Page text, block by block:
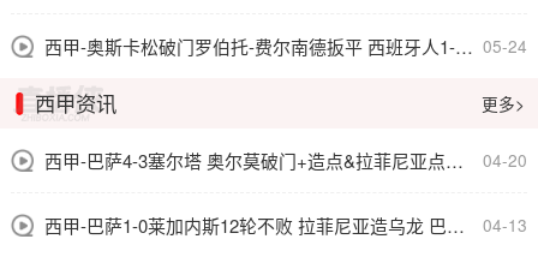
西甲-奥斯卡松破门罗伯托-费尔南德扳平 西班牙人1-1皇家社会 05-24
西甲资讯 更多>
西甲-巴萨4-3塞尔塔 奥尔莫破门+造点&拉菲尼亚点射绝杀 04-20
西甲-巴萨1-0莱加内斯12轮不败 拉菲尼亚造乌龙 巴尔德伤退 04-13